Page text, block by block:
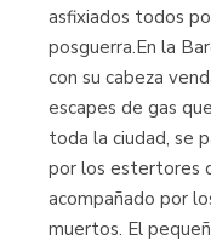
asfixiados todos
posguerra.En la
con su cabeza
escapes de gas
toda la ciudad, se
por los estertores
acompañado por
muertos. El